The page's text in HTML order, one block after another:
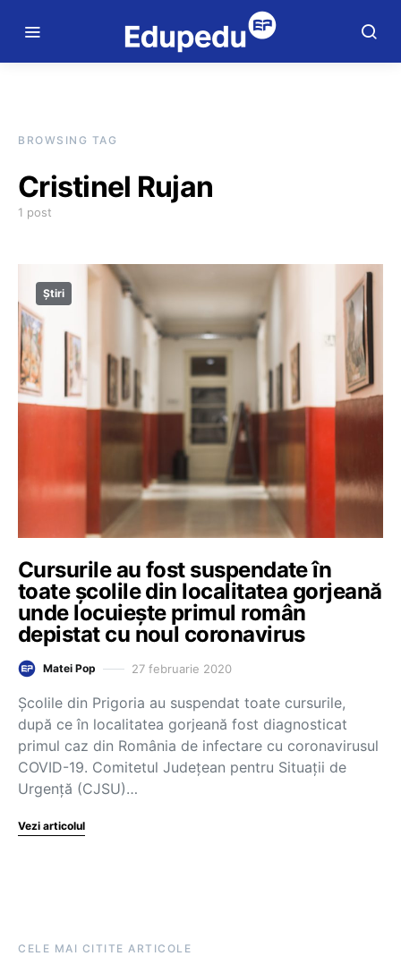
BROWSING TAG
Cristinel Rujan
1 post
Știri
Cursurile au fost suspendate în
toate școlile din localitatea gorjeană
unde locuiește primul român
depistat cu noul coronavirus
Matei Pop 27 februarie 2020
Școlile din Prigoria au suspendat toate cursurile,
după ce în localitatea gorjeană fost diagnosticat
primul caz din România de infectare cu coronavirusul
COVID-19. Comitetul Judeţean pentru Situaţii de
Urgenţă (CJSU)…
Vezi articolul
CELE MAI CITITE ARTICOLE